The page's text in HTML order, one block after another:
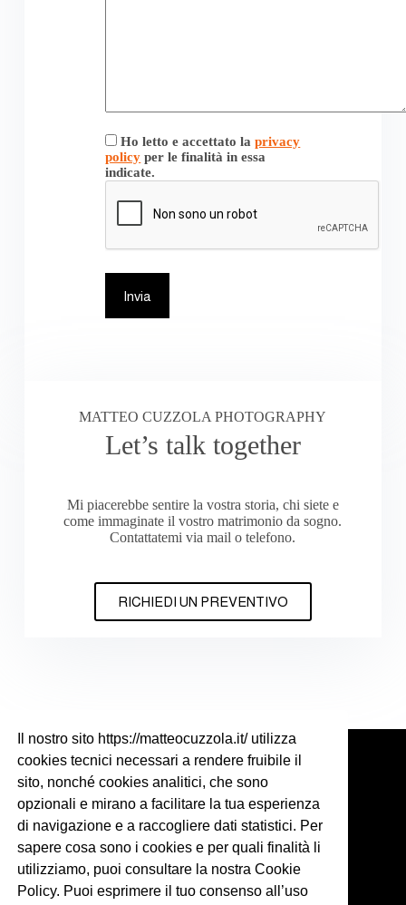
Ho letto e accettato laprivacy
policy per le finalità in essa
indicate.
MATTEO CUZZOLA PHOTOGRAPHY
Let’s talk together
Mi piacerebbe sentire la vostra storia, chi siete e
come immaginate il vostro matrimonio da sogno.
Contattatemi via mail o telefono.
RICHIEDI UN PREVENTIVO
Contact
Phone:
+39 328 4466 508
Email:
matteo@matteocuzzola.com
Il nostro sito https://matteocuzzola.it/ utilizza
cookies tecnici necessari a rendere fruibile il
sito, nonché cookies analitici, che sono
opzionali e mirano a facilitare la tua esperienza
di navigazione e a raccogliere dati statistici. Per
sapere cosa sono i cookies e per quali finalità li
utilizziamo, puoi consultare la nostra Cookie
Policy. Puoi esprimere il tuo consenso all’uso